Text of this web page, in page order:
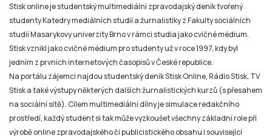
Stisk online je studentský multimediální zpravodajský deník tvořený
studenty Katedry mediálních studií a žurnalistiky z Fakulty sociálních
studií Masarykovy univerzity Brno v rámci studia jako cvičné médium.
Stisk vznikl jako cvičné médium pro studenty už v roce 1997, kdy byl
jedním z prvních internetových časopisů v České republice.
Na portálu zájemci najdou studentský deník Stisk Online, Rádio Stisk, TV
Stisk a také výstupy některých dalších žurnalistických kurzů (s přesahem
na sociální sítě). Cílem multimediální dílny je simulace redakčního
prostředí, každý student si tak může vyzkoušet všechny základní role při
výrobě online zpravodajského či publicistického obsahu i související